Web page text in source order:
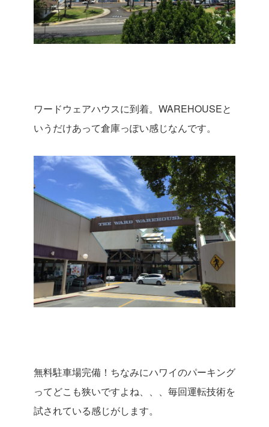
ワードウェアハウスに到着。 WAREHOUSEと
いうだけあって倉庫っぽい感じなんです。
無料駐車場完備！ ちなみにハワイのパーキング
ってどこも狭いですよね、、、毎回運転技術を
試されている感じがします。